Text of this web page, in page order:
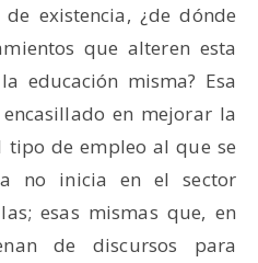
existencia, ¿de dónde
que alteren esta
educación misma? Esa
en mejorar la
de empleo al que se
no inicia en el sector
esas mismas que, en
de discursos para